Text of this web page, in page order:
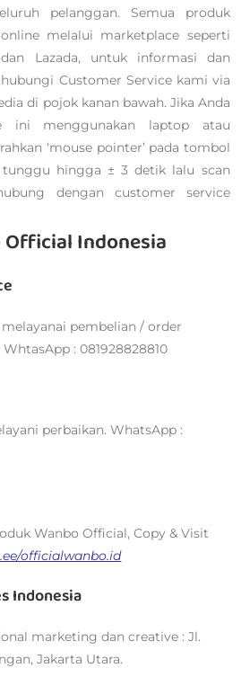
pelanggan. Semua produk
melalui marketplace seperti
dan Lazada, untuk informasi dan
Customer Service kami via
di pojok kanan bawah. Jika Anda
ini menggunakan laptop atau
‘mouse pointer’ pada tombol
hingga ± 3 detik lalu scan
dengan customer service
Indonesia
pembelian / order
: 081928828810
perbaikan. WhatsApp :
Wanbo Official, Copy & Visit
officialwanbo.id
Indonesia
marketing dan creative : Jl.
Jakarta Utara.